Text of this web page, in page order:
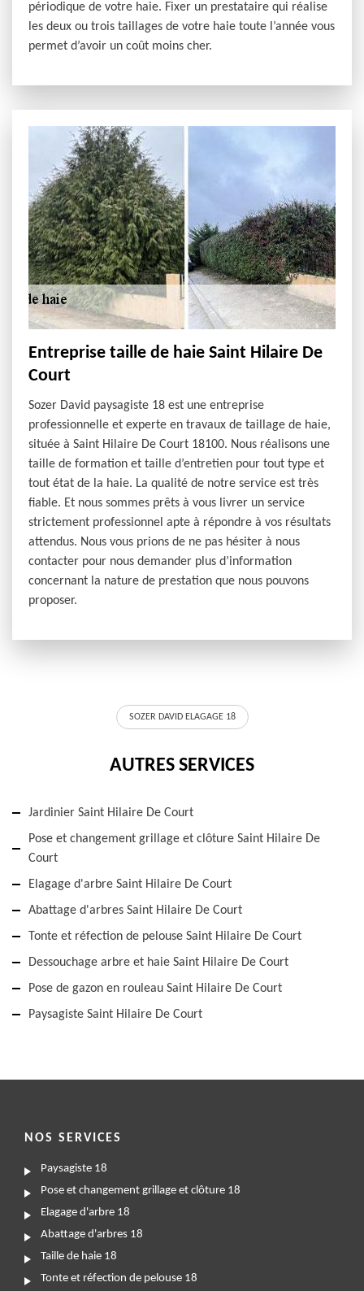
périodique de votre haie. Fixer un prestataire qui réalise
les deux ou trois taillages de votre haie toute l’année vous
permet d’avoir un coût moins cher.
Entreprise taille de haie Saint Hilaire De
Court
Sozer David paysagiste 18 est une entreprise
professionnelle et experte en travaux de taillage de haie,
située à Saint Hilaire De Court 18100. Nous réalisons une
taille de formation et taille d’entretien pour tout type et
tout état de la haie. La qualité de notre service est très
fiable. Et nous sommes prêts à vous livrer un service
strictement professionnel apte à répondre à vos résultats
attendus. Nous vous prions de ne pas hésiter à nous
contacter pour nous demander plus d’information
concernant la nature de prestation que nous pouvons
proposer.
SOZER DAVID ELAGAGE 18
AUTRES SERVICES
Jardinier Saint Hilaire De Court
Pose et changement grillage et clôture Saint Hilaire De
Court
Elagage d'arbre Saint Hilaire De Court
Abattage d'arbres Saint Hilaire De Court
Tonte et réfection de pelouse Saint Hilaire De Court
Dessouchage arbre et haie Saint Hilaire De Court
Pose de gazon en rouleau Saint Hilaire De Court
Paysagiste Saint Hilaire De Court
NOS SERVICES
Paysagiste 18
Pose et changement grillage et clôture 18
Elagage d'arbre 18
Abattage d'arbres 18
Taille de haie 18
Tonte et réfection de pelouse 18